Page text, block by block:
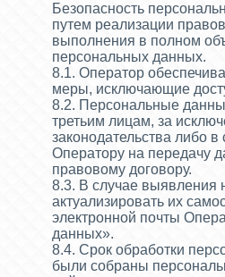
Безопасность
путем реализации
выполнения в полном
персональных данных.
8.1. Оператор
меры, исключающие
8.2. Персональные
третьим лицам, за
законодательства либо
Оператору на передачу
правовому договору.
8.3. В случае выявления
актуализировать их
электронной почты
данных».
8.4. Срок обработки
были собраны